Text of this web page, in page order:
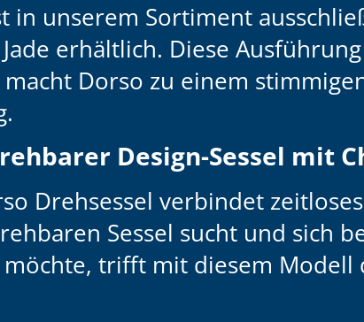
in unserem Sortiment
erhältlich. Diese
macht Dorso zu einem
Design-Sessel mit
Drehsessel verbindet
Sessel sucht und sich
trifft mit diesem Modell